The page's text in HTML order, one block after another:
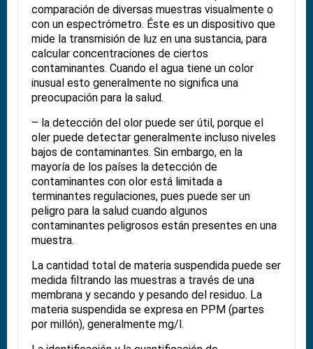
comparación de diversas muestras visualmente o
con un espectrómetro. Éste es un dispositivo que
mide la transmisión de luz en una sustancia, para
calcular concentraciones de ciertos
contaminantes. Cuando el agua tiene un color
inusual esto generalmente no significa una
preocupación para la salud.
– la detección del olor puede ser útil, porque el
oler puede detectar generalmente incluso niveles
bajos de contaminantes. Sin embargo, en la
mayoría de los países la detección de
contaminantes con olor está limitada a
terminantes regulaciones, pues puede ser un
peligro para la salud cuando algunos
contaminantes peligrosos están presentes en una
muestra.
La cantidad total de materia suspendida puede ser
medida filtrando las muestras a través de una
membrana y secando y pesando del residuo. La
materia suspendida se expresa en PPM (partes
por millón), generalmente mg/l.